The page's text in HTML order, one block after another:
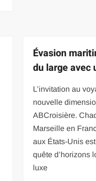
Évasion
du large avec
L’invitation au
nouvelle
ABCroisière.
Marseille en
aux États-Unis
quête d’horizons
luxe